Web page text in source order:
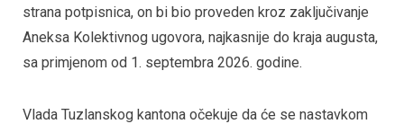
strana potpisnica, on bi bio proveden kroz zaključivanje
Aneksa Kolektivnog ugovora, najkasnije do kraja augusta,
sa primjenom od 1. septembra 2026. godine.
Vlada Tuzlanskog kantona očekuje da će se nastavkom